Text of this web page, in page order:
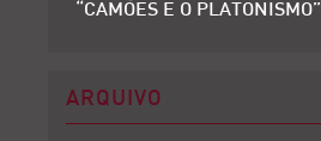
“CAMÕES E O PLATONISMO”
ARQUIVO